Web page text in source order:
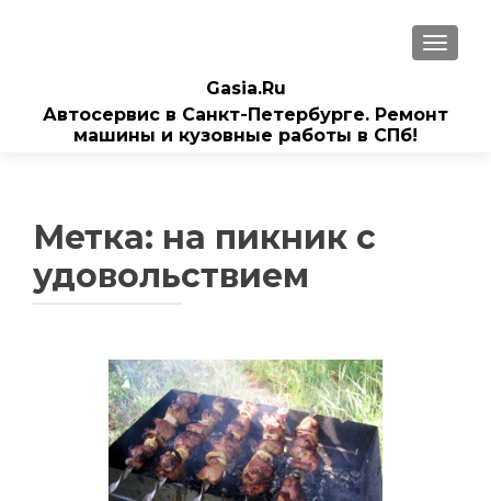
Gasia.Ru
Автосервис в Санкт-Петербурге. Ремонт
машины и кузовные работы в СПб!
Метка: на пикник с
удовольствием